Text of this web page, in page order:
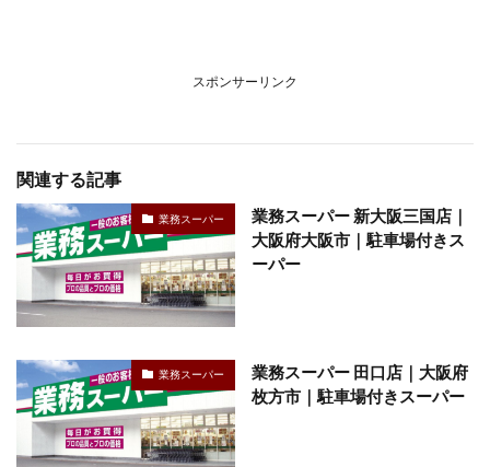
スポンサーリンク
関連する記事
業務スーパー
業務スーパー 新大阪三国店｜
大阪府大阪市｜駐車場付きス
ーパー
業務スーパー
業務スーパー 田口店｜大阪府
枚方市｜駐車場付きスーパー